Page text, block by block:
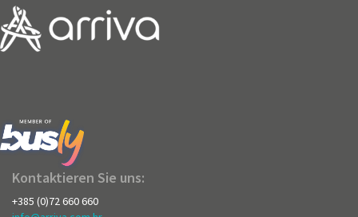
Kontaktieren Sie uns:
+385 (0)72 660 660